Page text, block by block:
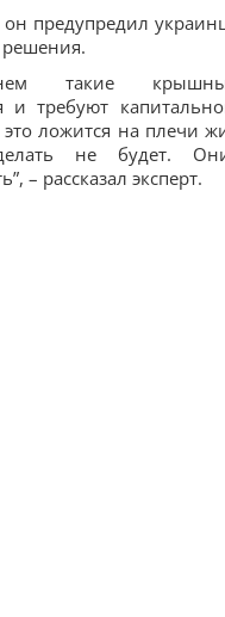
предупредил
решения.
такие
и требуют
ложится на плечи
не будет.
– рассказал эксперт.